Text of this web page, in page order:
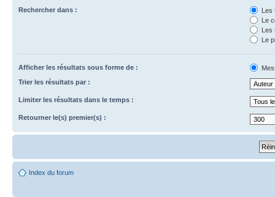
Rechercher dans :
Les
Le
Les
Le
Afficher les résultats sous forme de :
Trier les résultats par :
Limiter les résultats dans le temps :
Retourner le(s) premier(s) :
Index du forum